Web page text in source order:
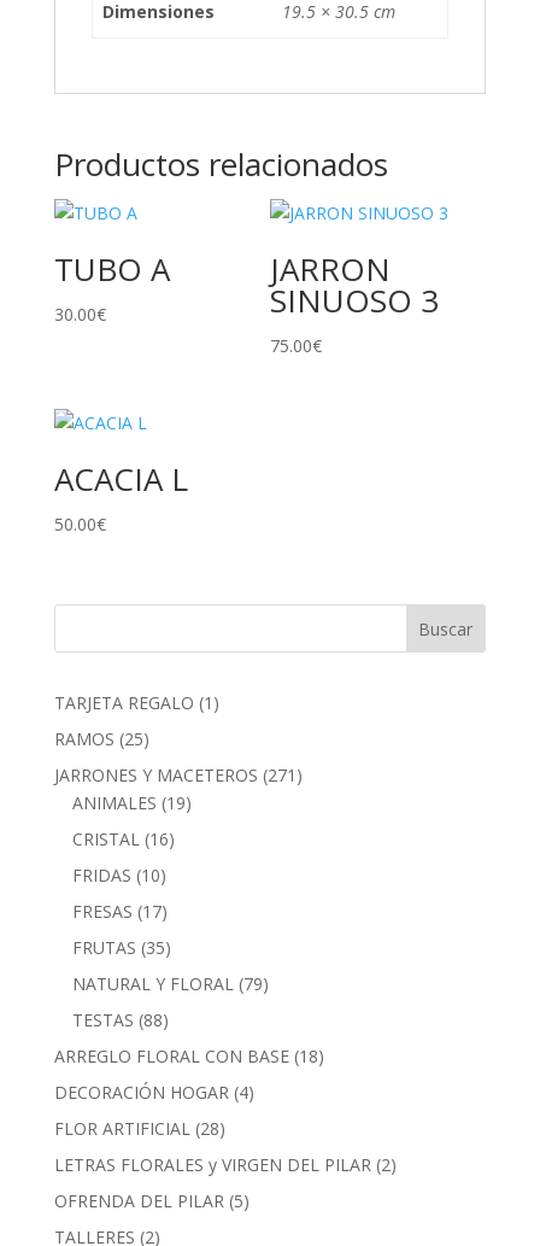
Dimensiones 19.5 × 30.5 cm
Productos relacionados
TUBO A
30.00€
JARRON
SINUOSO 3
75.00€
ACACIA L
50.00€
TARJETA REGALO 1 1
RAMOS 2525
productos
JARRONES Y MACETEROS 271 271
ANIMALES 1919
CRISTAL 1616
FRIDAS 1010
productos
FRESAS 1717
productos
FRUTAS 3535
productos
NATURAL Y FLORAL 7979
TESTAS 8888
productos
ARREGLO FLORAL CON BASE 1818
DECORACIÓN HOGAR 44
FLOR ARTIFICIAL 2828
productos
LETRAS FLORALES y VIRGEN DEL PILAR 22
OFRENDA DEL PILAR 55
TALLERES 22